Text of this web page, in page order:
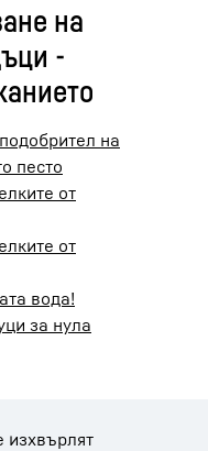
на
-
на
песто
от
от
вода!
за нула
изхвърлят